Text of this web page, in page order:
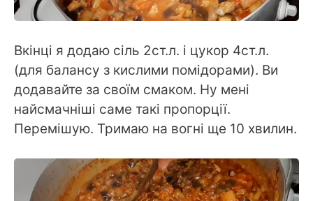
Вкінці я додаю сіль 2ст.л. і цукор 4ст.л.
(для балансу з кислими помідорами). Ви
додавайте за своїм смаком. Ну мені
найсмачніші саме такі пропорції.
Перемішую. Тримаю на вогні ще 10 хвилин.